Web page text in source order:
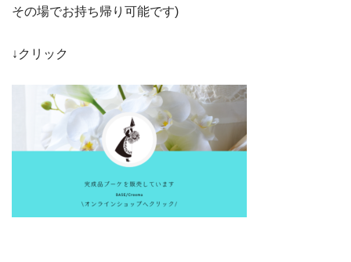
その場でお持ち帰り可能です)
↓クリック